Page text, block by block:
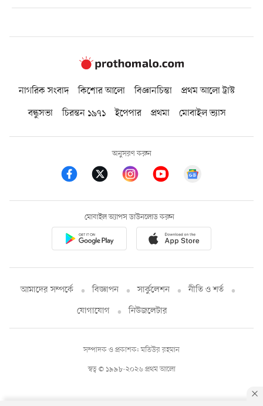
নাগরিক সংবাদ কিশোর আলো বিজ্ঞানচিন্তা
প্রথম আলো ট্রাস্ট
বন্ধুসভা
চিরন্তন ১৯৭১ ইপেপার প্রথমা মোবাইল ভ্যাস
অনুসরণ করুন
মোবাইল অ্যাপস ডাউনলোড করুন
আমাদের সম্পর্কে বিজ্ঞাপন সার্কুলেশন
নীতি ও শর্ত
যোগাযোগ
নিউজলেটার
স্বত্ব © ১৯৯৮-২০২৬ প্রথম আলো
সম্পাদক ও প্রকাশক: মতিউর রহমান